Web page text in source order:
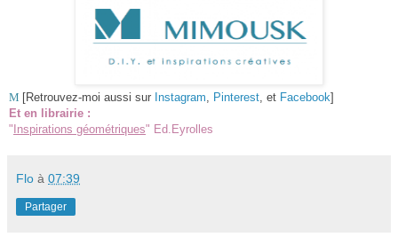
M [Retrouvez-moi aussi sur Instagram Pinterest , et Facebook]
Et en librairie :
" Inspirations géométriques" Ed.Eyrolles
Flo à 07:39
Partager